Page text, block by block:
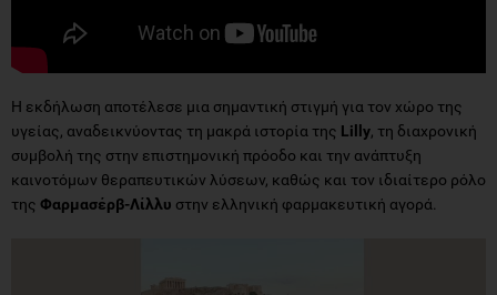
Η εκδήλωση αποτέλεσε μια σημαντική στιγμή για τον χώρο της
υγείας, αναδεικνύοντας τη μακρά ιστορία της Lilly, τη διαχρονική
συμβολή της στην επιστημονική πρόοδο και την ανάπτυξη
καινοτόμων θεραπευτικών λύσεων, καθώς και τον ιδιαίτερο ρόλο
της Φαρμασέρβ-Λίλλυ στην ελληνική φαρμακευτική αγορά.